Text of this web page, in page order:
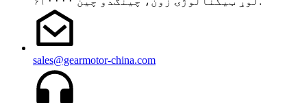
sales@gearmotor-china.com